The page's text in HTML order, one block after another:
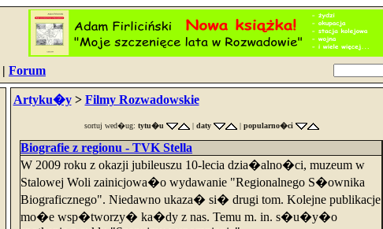
| Forum
Artyku�y> Filmy Rozwadowskie
sortuj wed�ug: tytu�u | daty | popularno�ci
Biografie z regionu - TVK Stella
W 2009 roku z okazji jubileuszu 10-lecia dzia�alno�ci, muzeum w
Stalowej Woli zainicjowa�o wydawanie "Regionalnego S�ownika
Biograficznego". Niedawno ukaza� si� drugi tom. Kolejne publikacje
mo�e wsp�tworzy� ka�dy z nas. Temu m. in. s�u�y�o